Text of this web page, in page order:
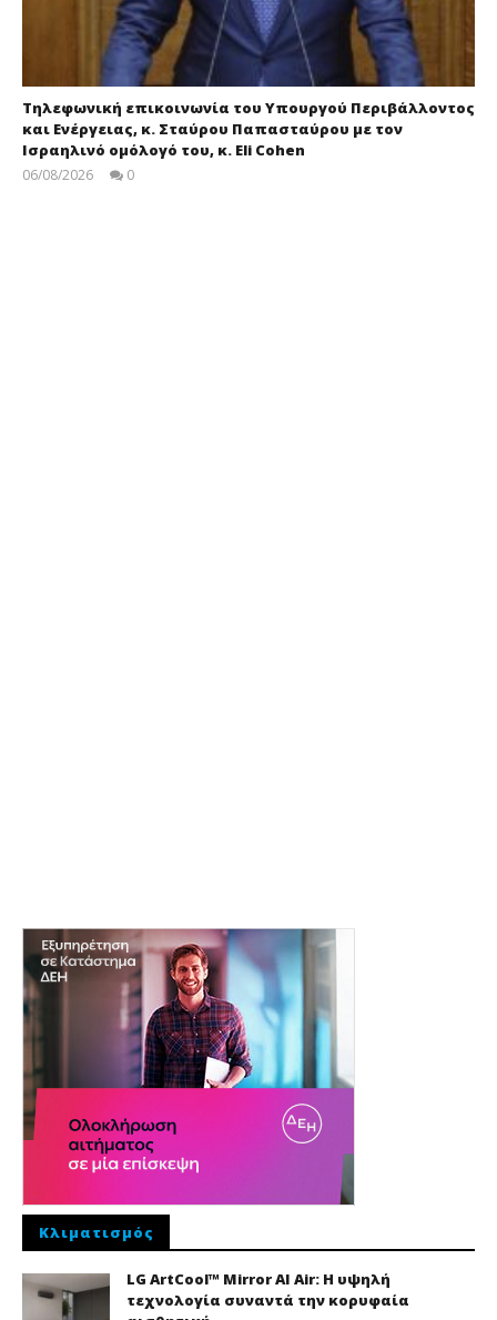
Τηλεφωνική επικοινωνία του Υπουργού Περιβάλλοντος
και Ενέργειας, κ. Σταύρου Παπασταύρου με τον
Ισραηλινό ομόλογό του, κ. Eli Cohen
06/08/2026 0
Κλιματισμός
LG ArtCool™ Mirror AI Air: Η υψηλή
τεχνολογία συναντά την κορυφαία